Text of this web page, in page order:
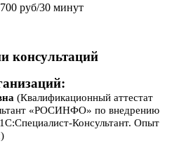
руб/30 минут
консультаций
(Квалификационный аттестат
«РОСИНФО» по внедрению
Консультант. Опыт